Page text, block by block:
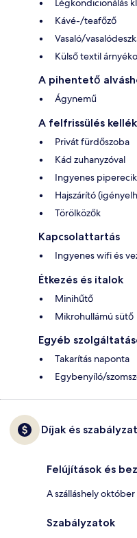
Légkondicionálás
Kávé-/teafőző
Vasaló/
Külső textil
A pihentető
Ágynemű
A felfrissülés
Privát fürdőszoba
Kád zuhanyzóval
Ingyenes
Hajszárító
Törölközők
Kapcsolattartás
Ingyenes wifi és
Étkezés és italok
Minihűtő
Mikrohullámú sütő
Egyéb
Takarítás naponta
Egybenyíló/
Díjak és
Felújítások és
A szálláshely
Szabályzatok